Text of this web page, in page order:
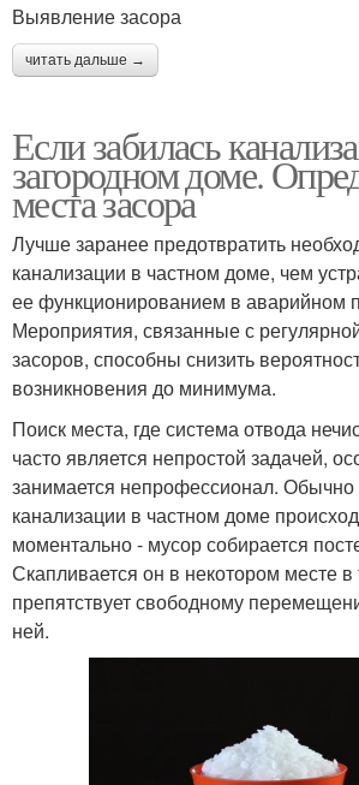
Выявление засора
читать дальше →
Если забилась
загородном доме.
места засора
Лучше заранее предотвратить
канализации в частном доме, чем
ее функционированием в аварийном
Мероприятия, связанные с
засоров, способны снизить
возникновения до минимума.
Поиск места, где система отвода
часто является непростой задачей,
занимается непрофессионал. Обычно
канализации в частном доме
моментально - мусор собирается
Скапливается он в некотором месте в
препятствует свободному
ней.